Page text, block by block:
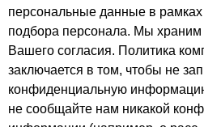
персональные данные в
подбора персонала. Мы
Вашего согласия. Политика
заключается в том, чтобы не
конфиденциальную
не сообщайте нам никакой